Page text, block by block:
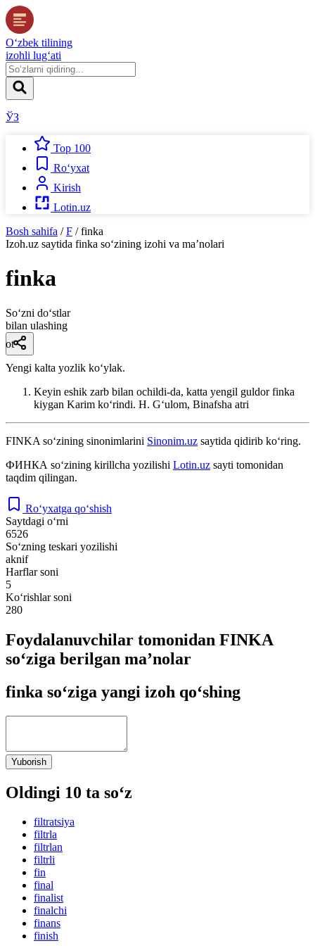
O‘zbek tilining
izohli lug‘ati
ЎЗ
Top 100
Ro‘yxat
Kirish
Lotin.uz
Bosh sahifa / F / finka
Izoh.uz saytida finka so‘zining izohi va ma’nolari
finka
So‘zni do‘stlar
bilan ulashing
ot
Yengi kalta yozlik koʻylak.
Keyin eshik zarb bilan ochildi-da, katta yengil guldor finka
kiygan Karim koʻrindi. H. Gʻulom, Binafsha atri
FINKA so‘zining sinonimlarini Sinonim.uz saytida qidirib ko‘ring.
ФИНКА so‘zining kirillcha yozilishi Lotin.uz sayti tomonidan
taqdim qilingan.
Ro‘yxatga qo‘shish
Saytdagi o‘rni
6526
So‘zning teskari yozilishi
aknif
Harflar soni
5
Ko‘rishlar soni
280
Foydalanuvchilar tomonidan FINKA
so‘ziga berilgan ma’nolar
finka so‘ziga yangi izoh qo‘shing
Yuborish
Oldingi 10 ta so‘z
filtratsiya
filtrla
filtrlan
filtrli
fin
final
finalist
finalchi
finans
finish